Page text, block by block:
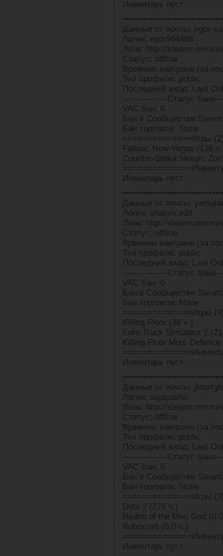
Инвентарь пуст
Данные от почты: egor-
Логин: egor964468
Линк: http://
Статус: offline
Времени наиграно (за
Тип профиля: public
Последний вход: Last
---------------Статус
VAC бан: 0
Бан в Сообществе
Бан торговли: None
=============<Игры
Fallout: New Vegas (136
Counter-Strike Nexon:
Инвентарь пуст
Данные от почты:
Логин: snakeice38
Линк: http://
Статус: offline
Времени наиграно (за
Тип профиля: public
Последний вход: Last
---------------Статус
VAC бан: 0
Бан в Сообществе
Бан торговли: None
=============<Игры
Killing Floor (38 ч.)
Euro Truck Simulator 2
Killing Floor Mod:
Инвентарь пуст
Данные от почты:
Логин: sigasasha
Линк: http://
Статус: offline
Времени наиграно (за
Тип профиля: public
Последний вход: Last
---------------Статус
VAC бан: 0
Бан в Сообществе
Бан торговли: None
=============<Игры
Dota 2 (274 ч.)
Realm of the Mad God
Robocraft (0.0 ч.)
Инвентарь пуст